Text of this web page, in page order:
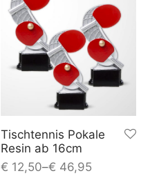
Tischtennis Pokale
Resin ab 16cm
€ 12,50–€ 46,95